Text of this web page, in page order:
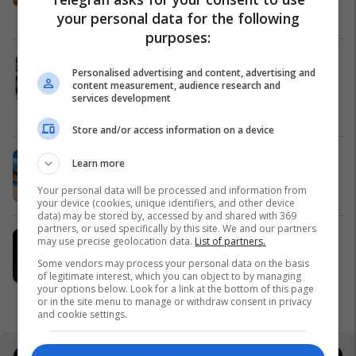
Buçaj
studime Master në UBT, këto janë
programet që po zgjedhin të rinjtë
Vera shijohet me XXL
Një hap më afër pronës së duhur –
zbuloni përzgjedhjen javore në
Telegrafi Real Estate
Telegrafi Real Estate
your personal data for the following
purposes:
Personalised advertising and content, advertising and
content measurement, audience research and
services development
Store and/or access information on a device
Learn more
Your personal data will be processed and information from
your device (cookies, unique identifiers, and other device
data) may be stored by, accessed by and shared with 369
partners, or used specifically by this site. We and our partners
may use precise geolocation data. List of partners.
Some vendors may process your personal data on the basis
of legitimate interest, which you can object to by managing
your options below. Look for a link at the bottom of this page
or in the site menu to manage or withdraw consent in privacy
and cookie settings.